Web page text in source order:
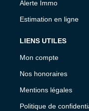
Alerte Immo
Estimation en ligne
LIENS UTILES
Mon compte
Nos honoraires
Mentions légales
Politique de